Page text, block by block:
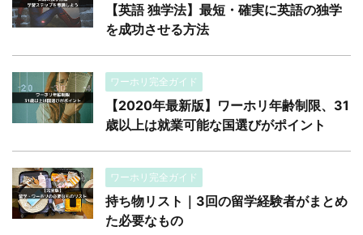
【英語 独学法】最短・確実に英語の独学
を成功させる方法
ワーホリ完全ガイド
【2020年最新版】ワーホリ年齢制限、31
歳以上は就業可能な国選びがポイント
ワーホリ完全ガイド
持ち物リスト｜3回の留学経験者がまとめ
た必要なもの